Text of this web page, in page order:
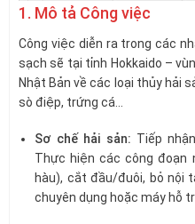
1. Mô tả Công việc
Công việc diễn ra trong các
sạch sẽ tại tỉnh Hokkaido –
Nhật Bản về các loại thủy hải
sò điệp, trứng cá…
Sơ chế hải sản: Tiếp
Thực hiện các công đoạn
hàu), cắt đầu/đuôi, bỏ nội
chuyên dụng hoặc máy hỗ